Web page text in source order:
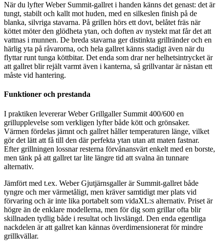
När du lyfter Weber Summit-gallret i handen känns det genast: det är
tungt, stabilt och kallt mot huden, med en silkeslen finish på de
blanka, silvriga stavarna. På grillen hörs ett dovt, belåtet fräs när
köttet möter den glödheta ytan, och doften av nystekt mat får det att
vattnas i munnen. De breda stavarna ger distinkta grillränder och en
härlig yta på råvarorna, och hela gallret känns stadigt även när du
flyttar runt tunga köttbitar. Det enda som drar ner helhetsintrycket är
att gallret blir rejält varmt även i kanterna, så grillvantar är nästan ett
måste vid hantering.
Funktioner och prestanda
I praktiken levererar Weber Grillgaller Summit 400/600 en
grillupplevelse som verkligen lyfter både kött och grönsaker.
Värmen fördelas jämnt och gallret håller temperaturen länge, vilket
gör det lätt att få till den där perfekta ytan utan att maten fastnar.
Efter grillningen lossnar resterna förvånansvärt enkelt med en borste,
men tänk på att gallret tar lite längre tid att svalna än tunnare
alternativ.
Jämfört med t.ex. Weber Gjutjärnsgaller är Summit-gallret både
tyngre och mer värmetåligt, men kräver samtidigt mer plats vid
förvaring och är inte lika portabelt som vidaXL:s alternativ. Priset är
högre än de enklare modellerna, men för dig som grillar ofta blir
skillnaden tydlig både i resultat och livslängd. Den enda egentliga
nackdelen är att gallret kan kännas överdimensionerat för mindre
grillkvällar.